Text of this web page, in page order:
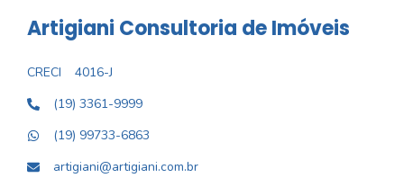
Artigiani Consultoria de Imóveis
CRECI
4016-J
(19) 3361-9999
(19) 99733-6863
artigiani@artigiani.com.br